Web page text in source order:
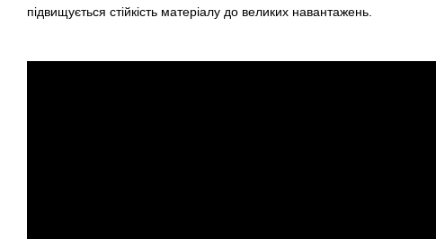
підвищується стійкість матеріалу до великих навантажень.